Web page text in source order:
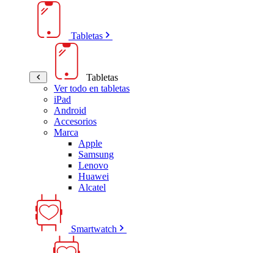
Tabletas
Tabletas
Ver todo en tabletas
iPad
Android
Accesorios
Marca
Apple
Samsung
Lenovo
Huawei
Alcatel
Smartwatch